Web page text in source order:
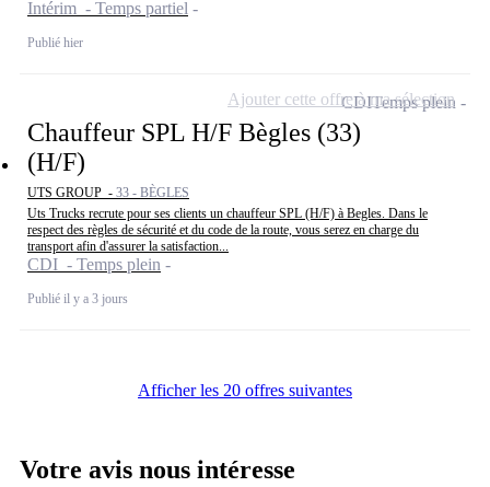
Intérim - Temps partiel
Publié hier
Chauffeur SPL H/F Bègles (33)
(H/F)
UTS GROUP - 33 - BÈGLES
Uts Trucks recrute pour ses clients un chauffeur SPL (H/F) à Begles. Dans le
respect des règles de sécurité et du code de la route, vous serez en charge du
transport afin d'assurer la satisfaction...
CDI - Temps plein
Publié il y a 3 jours
CDITemps plein
Ajouter cette offre à ma sélection
Afficher les 20 offres suivantes
Votre avis nous intéresse